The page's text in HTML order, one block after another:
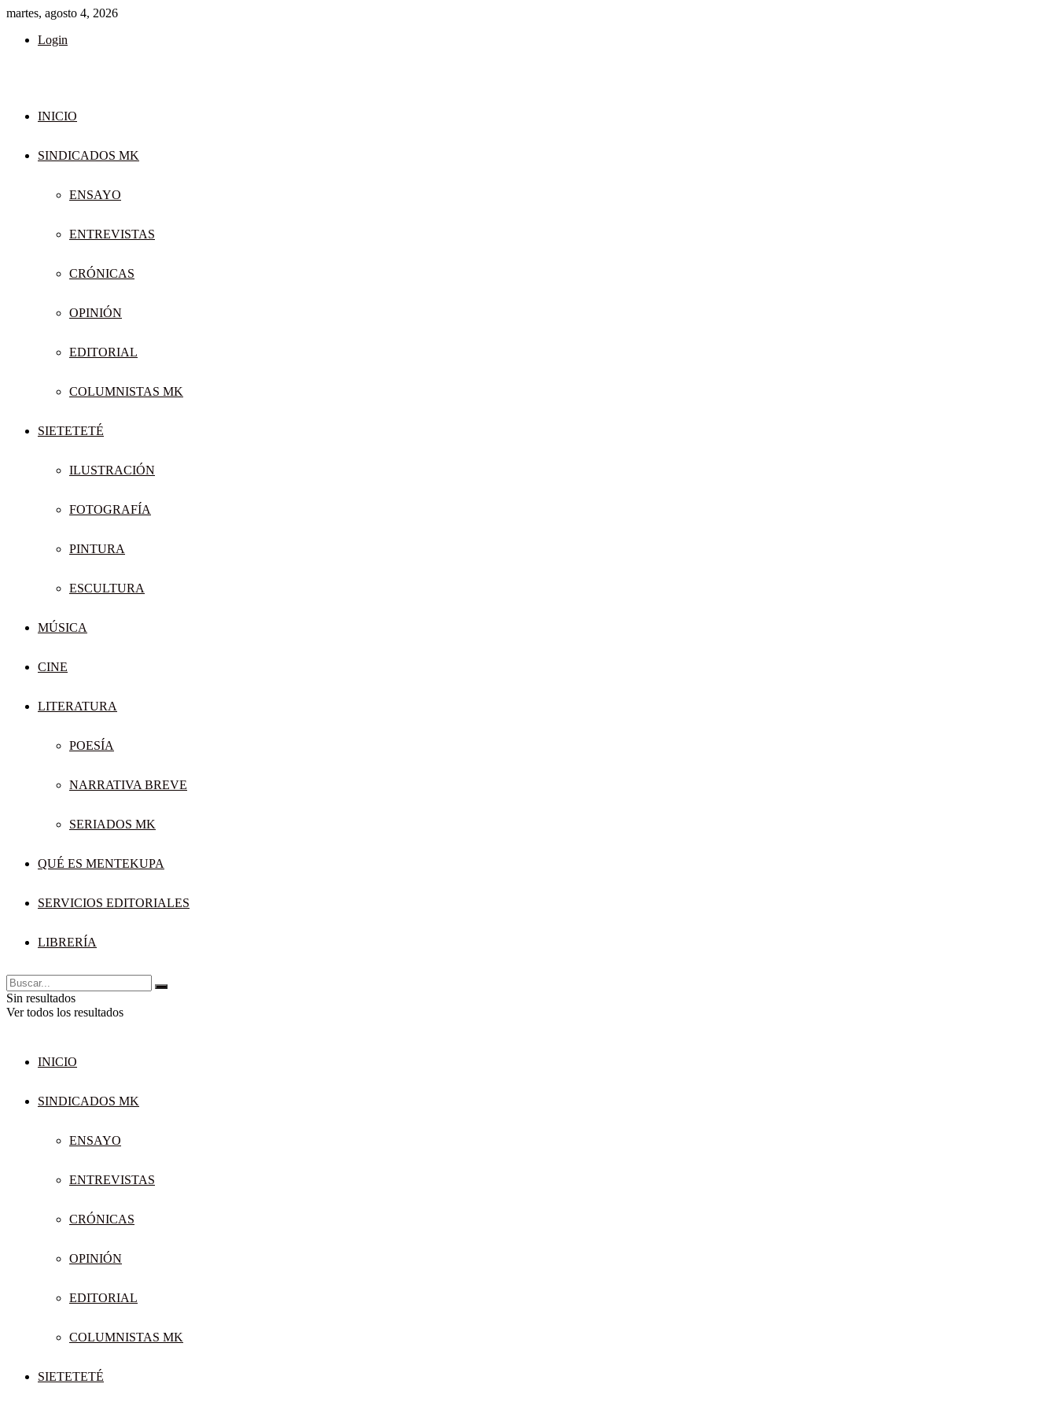
martes, agosto 4, 2026
Login
INICIO
SINDICADOS MK
ENSAYO
ENTREVISTAS
CRÓNICAS
OPINIÓN
EDITORIAL
COLUMNISTAS MK
SIETETETÉ
ILUSTRACIÓN
FOTOGRAFÍA
PINTURA
ESCULTURA
MÚSICA
CINE
LITERATURA
POESÍA
NARRATIVA BREVE
SERIADOS MK
QUÉ ES MENTEKUPA
SERVICIOS EDITORIALES
LIBRERÍA
Sin resultados
Ver todos los resultados
INICIO
SINDICADOS MK
ENSAYO
ENTREVISTAS
CRÓNICAS
OPINIÓN
EDITORIAL
COLUMNISTAS MK
SIETETETÉ